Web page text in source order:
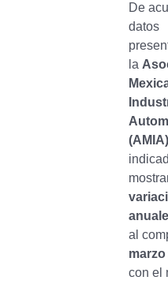
De
datos
la
(AMIA)
al
marzo
con el